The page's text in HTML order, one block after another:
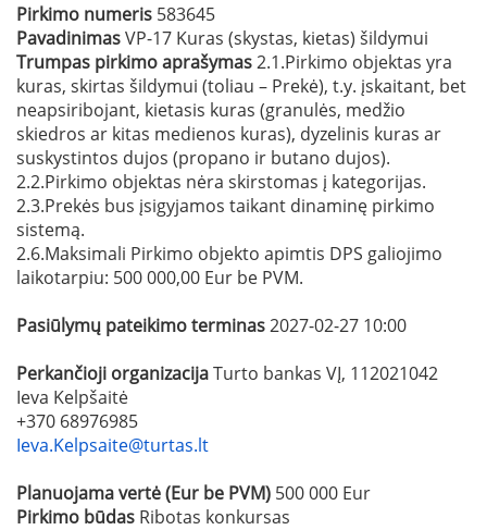
Pirkimo numeris 583645
PavadinimasVP-17 Kuras (skystas, kietas) šildymui
Trumpas pirkimo aprašymas2.1.Pirkimo objektas yra
kuras, skirtas šildymui (toliau – Prekė), t.y. įskaitant, bet
neapsiribojant, kietasis kuras (granulės, medžio
skiedros ar kitas medienos kuras), dyzelinis kuras ar
suskystintos dujos (propano ir butano dujos).
2.2.Pirkimo objektas nėra skirstomas į kategorijas.
2.3.Prekės bus įsigyjamos taikant dinaminę pirkimo
sistemą.
2.6.Maksimali Pirkimo objekto apimtis DPS galiojimo
laikotarpiu: 500 000,00 Eur be PVM.
Pasiūlymų pateikimo terminas2027-02-27 10:00
Perkančioji organizacijaTurto bankas VĮ, 112021042
Ieva Kelpšaitė
+370 68976985
Ieva.Kelpsaite@turtas.lt
Planuojama vertė (Eur be PVM) 500 000 Eur
Pirkimo būdas Ribotas konkursas